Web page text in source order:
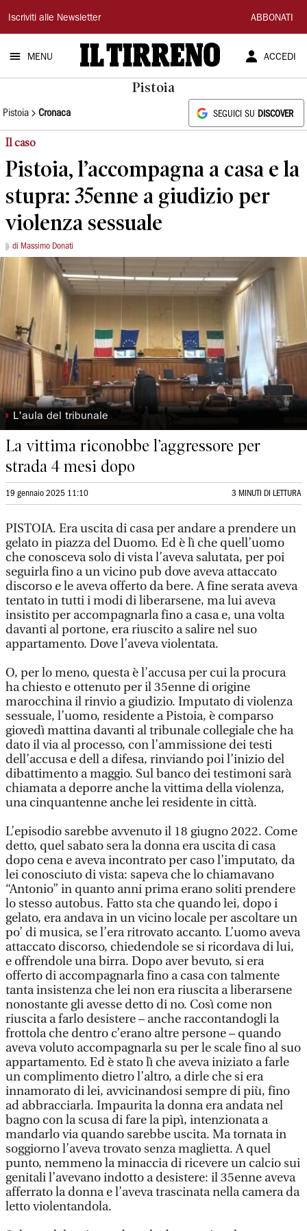
Il
Tirreno
Iscriviti alle Newsletter ABBONATI
MENU ACCEDI
Pistoia
Pistoia Cronaca SEGUICI SU DISCOVER
Il caso
Pistoia, l’accompagna a casa e la
stupra: 35enne a giudizio per
violenza sessuale
di Massimo Donati
◗ L'aula del tribunale
La vittima riconobbe l’aggressore per
strada 4 mesi dopo
19 gennaio 2025 11:10 3 MINUTI DI LETTURA
PISTOIA. Era uscita di casa per andare a prendere un
gelato in piazza del Duomo. Ed è lì che quell’uomo
che conosceva solo di vista l’aveva salutata, per poi
seguirla fino a un vicino pub dove aveva attaccato
discorso e le aveva offerto da bere. A fine serata aveva
tentato in tutti i modi di liberarsene, ma lui aveva
insistito per accompagnarla fino a casa e, una volta
davanti al portone, era riuscito a salire nel suo
appartamento. Dove l’aveva violentata.
O, per lo meno, questa è l’accusa per cui la procura
ha chiesto e ottenuto per il 35enne di origine
marocchina il rinvio a giudizio. Imputato di violenza
sessuale, l’uomo, residente a Pistoia, è comparso
giovedì mattina davanti al tribunale collegiale che ha
dato il via al processo, con l’ammissione dei testi
dell’accusa e dell a difesa, rinviando poi l’inizio del
dibattimento a maggio. Sul banco dei testimoni sarà
chiamata a deporre anche la vittima della violenza,
una cinquantenne anche lei residente in città.
L’episodio sarebbe avvenuto il 18 giugno 2022. Come
detto, quel sabato sera la donna era uscita di casa
dopo cena e aveva incontrato per caso l’imputato, da
lei conosciuto di vista: sapeva che lo chiamavano
“Antonio” in quanto anni prima erano soliti prendere
lo stesso autobus. Fatto sta che quando lei, dopo i
gelato, era andava in un vicino locale per ascoltare un
po’ di musica, se l’era ritrovato accanto. L’uomo aveva
attaccato discorso, chiedendole se si ricordava di lui,
e offrendole una birra. Dopo aver bevuto, si era
offerto di accompagnarla fino a casa con talmente
tanta insistenza che lei non era riuscita a liberarsene
nonostante gli avesse detto di no. Così come non
riuscita a farlo desistere – anche raccontandogli la
frottola che dentro c’erano altre persone – quando
aveva voluto accompagnarla su per le scale fino al suo
appartamento. Ed è stato lì che aveva iniziato a farle
un complimento dietro l’altro, a dirle che si era
innamorato di lei, avvicinandosi sempre di più, fino
ad abbracciarla. Impaurita la donna era andata nel
bagno con la scusa di fare la pipì, intenzionata a
mandarlo via quando sarebbe uscita. Ma tornata in
soggiorno l’aveva trovato senza maglietta. A quel
punto, nemmeno la minaccia di ricevere un calcio sui
genitali l’avevano indotto a desistere: il 35enne aveva
afferrato la donna e l’aveva trascinata nella camera da
letto violentandola.